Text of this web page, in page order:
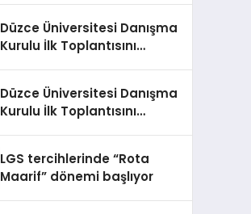
Düzce Üniversitesi Danışma
Kurulu İlk Toplantısını
Düzce Üniversitesi Danışma
Kurulu İlk Toplantısını
LGS tercihlerinde “Rota
Maarif” dönemi başlıyor